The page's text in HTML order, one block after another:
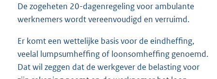
De zogeheten 20-dagenregeling voor ambulante
werknemers wordt vereenvoudigd en verruimd.
Er komt een wettelijke basis voor de eindheffing,
veelal lumpsumheffing of loonsomheffing genoemd.
Dat wil zeggen dat de werkgever de belasting voor